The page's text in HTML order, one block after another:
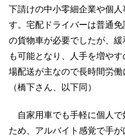
下請けの中小零細企業や個人
す。宅配ドライバーは普通
の貨物車が必要でしたが、
も可能となり、人手を増や
場配送が主なので長時間労働
（橋下さん、以下同）
自家用車でも手軽に個人で
ため、アルバイト感覚で手